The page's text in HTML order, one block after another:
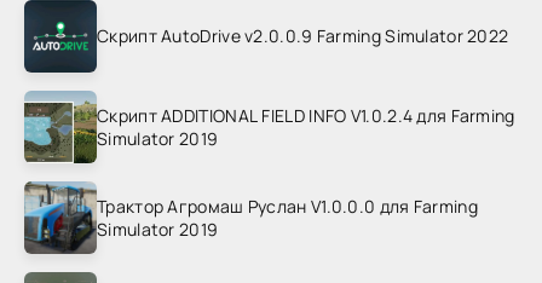
Скрипт AutoDrive v2.0.0.9 Farming Simulator 2022
Скрипт ADDITIONAL FIELD INFO V1.0.2.4 для Farming
Simulator 2019
Трактор Агромаш Руслан V1.0.0.0 для Farming
Simulator 2019